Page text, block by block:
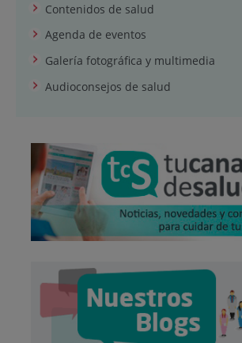
Contenidos de salud
Agenda de eventos
Galería fotográfica y multimedia
Audioconsejos de salud